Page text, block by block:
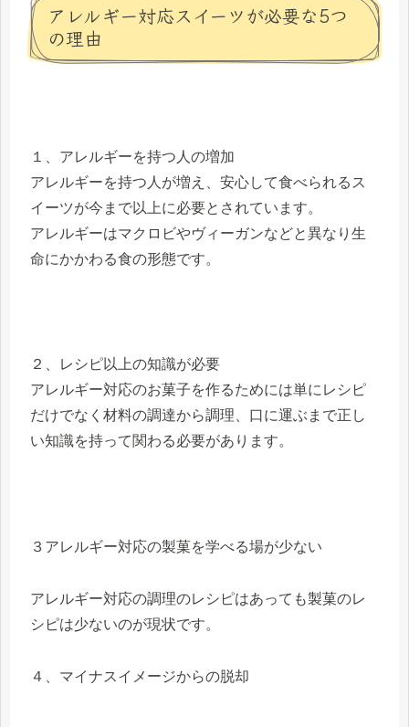
アレルギー対応スイーツが必要な5つ
の理由
１、アレルギーを持つ人の増加
アレルギーを持つ人が増え、安心して食べられるス
イーツが今まで以上に必要とされています。
アレルギーはマクロビやヴィーガンなどと異なり生
命にかかわる食の形態です。
２、レシピ以上の知識が必要
アレルギー対応のお菓子を作るためには単にレシピ
だけでなく材料の調達から調理、口に運ぶまで正し
い知識を持って関わる必要があります。
３アレルギー対応の製菓を学べる場が少ない
アレルギー対応の調理のレシピはあっても製菓のレ
シピは少ないのが現状です。
４、マイナスイメージからの脱却